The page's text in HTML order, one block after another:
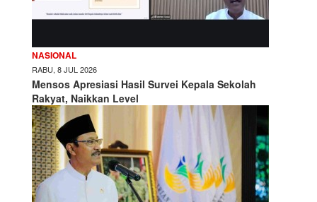
NASIONAL
RABU, 8 JUL 2026
Mensos Apresiasi Hasil Survei Kepala Sekolah
Rakyat, Naikkan Level